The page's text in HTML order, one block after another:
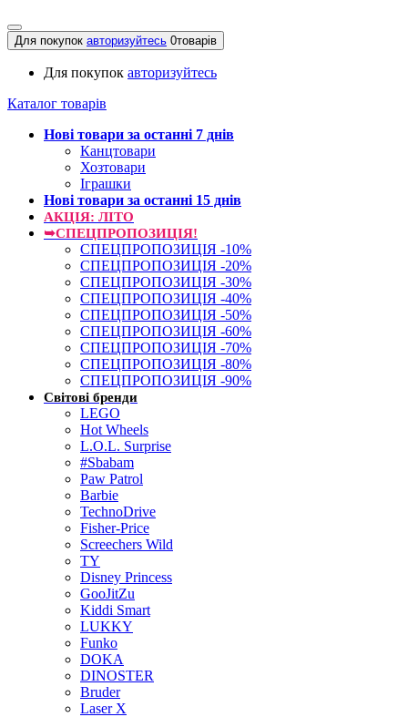
Для покупок авторизуйтесь 0товарів
Для покупок авторизуйтесь
Каталог товарів
Нові товари за останнi 7 днiв
Канцтовари
Хозтовари
Іграшки
Нові товари за останнi 15 днiв
АКЦІЯ: ЛІТО
➥СПЕЦПРОПОЗИЦІЯ!
СПЕЦПРОПОЗИЦІЯ -10%
СПЕЦПРОПОЗИЦІЯ -20%
СПЕЦПРОПОЗИЦІЯ -30%
СПЕЦПРОПОЗИЦІЯ -40%
СПЕЦПРОПОЗИЦІЯ -50%
СПЕЦПРОПОЗИЦІЯ -60%
СПЕЦПРОПОЗИЦІЯ -70%
СПЕЦПРОПОЗИЦІЯ -80%
СПЕЦПРОПОЗИЦІЯ -90%
Світові бренди
LEGO
Hot Wheels
L.O.L. Surprise
#Sbabam
Paw Patrol
Barbie
TechnoDrive
Fisher-Price
Screechers Wild
TY
Disney Princess
GooJitZu
Kiddi Smart
LUKKY
Funko
DOKA
DINOSTER
Bruder
Laser X